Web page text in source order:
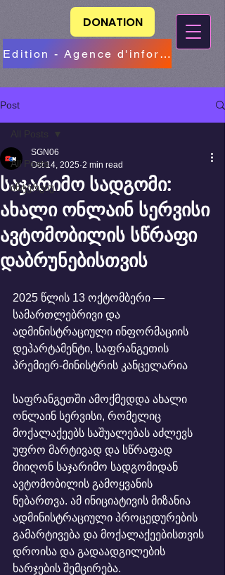
Edition - Agence d'information
DONATION
Post
All Posts
ინტერვიუ
All Posts
საჯარიმო სადგომი:
ახალი ონლაინ სერვისი
ავტომობილის სწრაფი
დაბრუნებისთვის
SGN06
Oct 14, 2025 2 min read
2025 წლის 13 ოქტომბერი —
სამართლებრივი და
ადმინისტრაციული ინფორმაციის
დეპარტამენტი, საფრანგეთის
პრემიერ-მინისტრის კანცელარია
საფრანგეთში ამოქმედდა ახალი
ონლაინ სერვისი, რომელიც
მოქალაქეებს საშუალებას აძლევს
უფრო მარტივად და სწრაფად
მიიღონ საჯარიმო სადგომიდან
ავტომობილის გამოყვანის
ნებართვა. ამ ინიციატივის მიზანია
ადმინისტრაციული პროცედურების
გამარტივება და მოქალაქეებისთვის
დროისა და გადაადგილების
ხარჯების შემცირება.